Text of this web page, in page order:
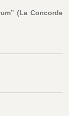
(La Concorde